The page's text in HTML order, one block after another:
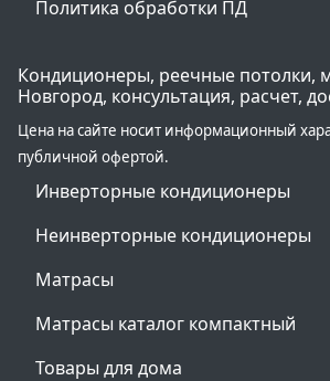
Политика обработки ПД
Кондиционеры, реечные потолки,
Новгород, консультация, расчет,
Цена на сайте носит информационный
публичной офертой.
Инверторные кондиционеры
Неинверторные кондиционеры
Матрасы
Матрасы каталог компактный
Товары для дома